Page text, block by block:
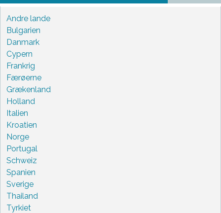
Andre lande
Bulgarien
Danmark
Cypern
Frankrig
Færøerne
Grækenland
Holland
Italien
Kroatien
Norge
Portugal
Schweiz
Spanien
Sverige
Thailand
Tyrkiet